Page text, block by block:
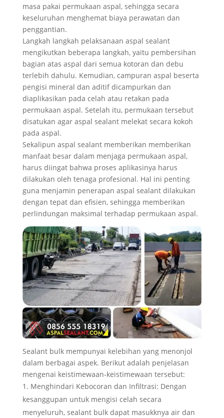
masa pakai permukaan aspal, sehingga secara
keseluruhan menghemat biaya perawatan dan
penggantian.
Langkah langkah pelaksanaan aspal sealant
mengikutkan beberapa langkah, yaitu pembersihan
bagian atas aspal dari semua kotoran dan debu
terlebih dahulu. Kemudian, campuran aspal beserta
pengisi mineral dan aditif dicampurkan dan
diaplikasikan pada celah atau retakan pada
permukaan aspal. Setelah itu, permukaan tersebut
disatukan agar aspal sealant melekat secara kokoh
pada aspal.
Sekalipun aspal sealant memberikan memberikan
manfaat besar dalam menjaga permukaan aspal,
harus diingat bahwa proses aplikasinya harus
dilakukan oleh tenaga profesional. Hal ini penting
guna menjamin penerapan aspal sealant dilakukan
dengan tepat dan efisien, sehingga memberikan
perlindungan maksimal terhadap permukaan aspal.
Sealant bulk mempunyai kelebihan yang menonjol
dalam berbagai aspek. Berikut adalah penjelasan
mengenai keistimewaan-keistimewaan tersebut:
Menghindari Kebocoran dan Infiltrasi: Dengan
kesanggupan untuk mengisi celah secara
menyeluruh, sealant bulk dapat masukknya air dan